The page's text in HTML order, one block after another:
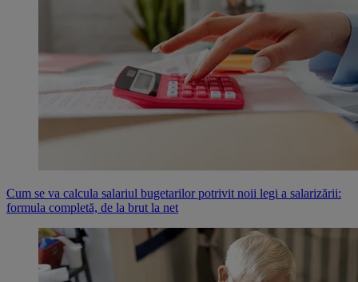
Cum se va calcula salariul bugetarilor potrivit noii legi a salarizării:
formula completă, de la brut la net